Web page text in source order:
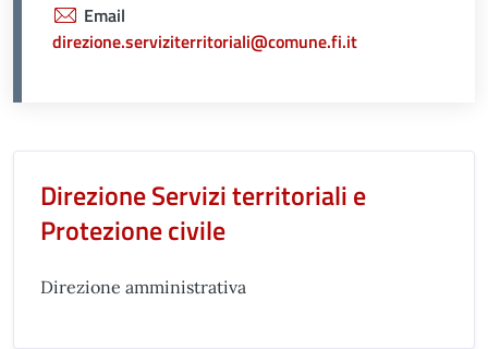
Email
direzione.serviziterritoriali@comune.fi.it
Direzione Servizi territoriali e
Protezione civile
Direzione amministrativa